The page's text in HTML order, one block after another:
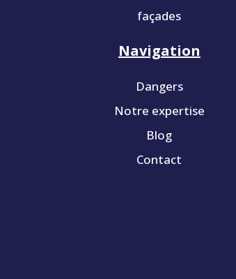
façades
Navigation
Dangers
Notre expertise
Blog
Contact